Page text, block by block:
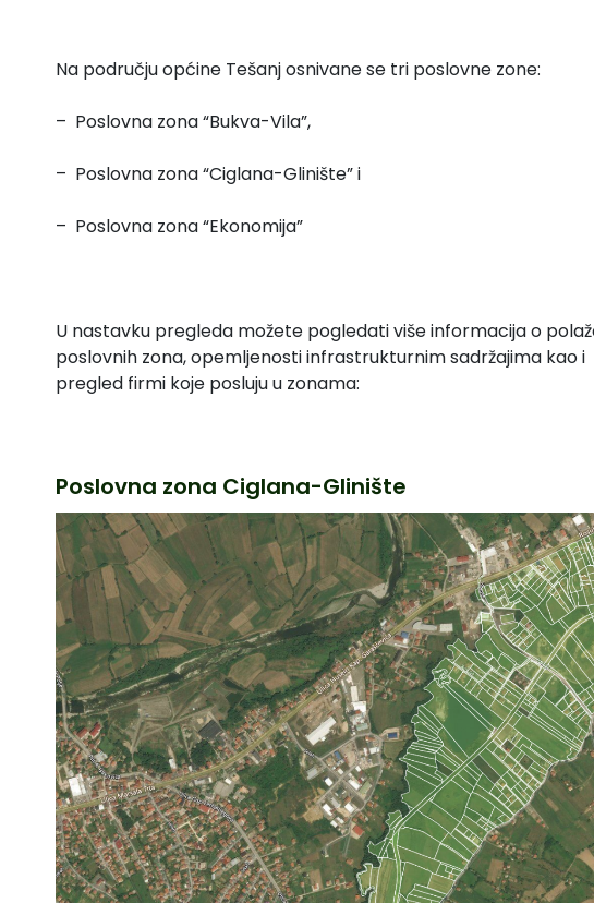
Na području općine Tešanj osnivane se tri poslovne zone:
– Poslovna zona “Bukva-Vila”,
– Poslovna zona “Ciglana-Glinište” i
– Poslovna zona “Ekonomija”
U nastavku pregleda možete pogledati više informacija o
poslovnih zona, opemljenosti infrastrukturnim sadržajima kao i
pregled firmi koje posluju u zonama:
Poslovna zona Ciglana-Glinište